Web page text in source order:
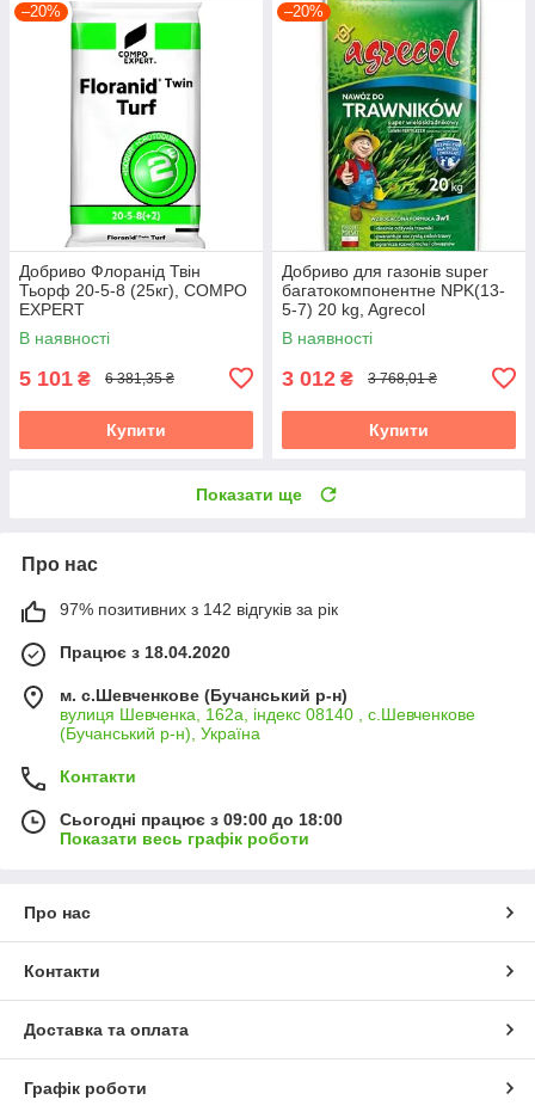
–20%
Добриво Флоранід Твін
Тьорф 20-5-8 (25кг), COMPO
EXPERT
В наявності
5 101 ₴ 6 381,35 ₴
Купити
–20%
Добриво для газонів super
багатокомпонентне NPK(13-
5-7) 20 kg, Agrecol
В наявності
3 012 ₴ 3 768,01 ₴
Купити
Показати ще
Про нас
97% позитивних з 142 відгуків за рік
Працює з 18.04.2020
м. с.Шевченкове (Бучанський р-н)
вулиця Шевченка, 162а, індекс 08140 , с.Шевченкове
(Бучанський р-н), Україна
Контакти
Сьогодні працює з 09:00 до 18:00
Показати весь графік роботи
Про нас
Контакти
Доставка та оплата
Графік роботи